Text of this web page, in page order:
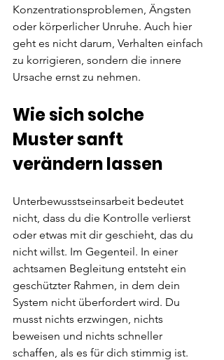
Konzentrationsproblemen, Ängsten
oder körperlicher Unruhe. Auch hier
geht es nicht darum, Verhalten einfach
zu korrigieren, sondern die innere
Ursache ernst zu nehmen.
Wie sich solche
Muster sanft
verändern lassen
Unterbewusstseinsarbeit bedeutet
nicht, dass du die Kontrolle verlierst
oder etwas mit dir geschieht, das du
nicht willst. Im Gegenteil. In einer
achtsamen Begleitung entsteht ein
geschützter Rahmen, in dem dein
System nicht überfordert wird. Du
musst nichts erzwingen, nichts
beweisen und nichts schneller
schaffen, als es für dich stimmig ist.